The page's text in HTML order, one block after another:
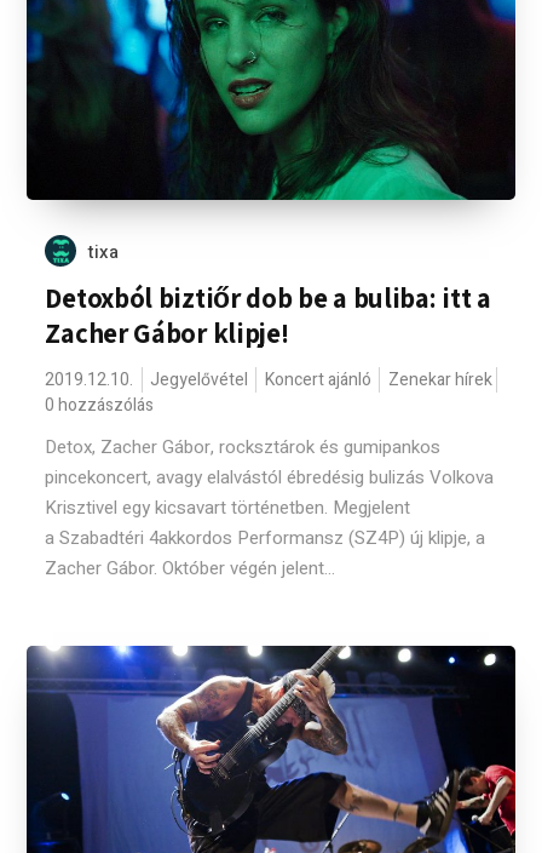
tixa
Detoxból biztiőr dob be a buliba: itt a
Zacher Gábor klipje!
2019.12.10. Jegyelővétel Koncert ajánló
Zenekar hírek
0 hozzászólás
Detox, Zacher Gábor, rocksztárok és gumipankos
pincekoncert, avagy elalvástól ébredésig bulizás Volkova
Krisztivel egy kicsavart történetben. Megjelent
a Szabadtéri 4akkordos Performansz (SZ4P) új klipje, a
Zacher Gábor. Október végén jelent...